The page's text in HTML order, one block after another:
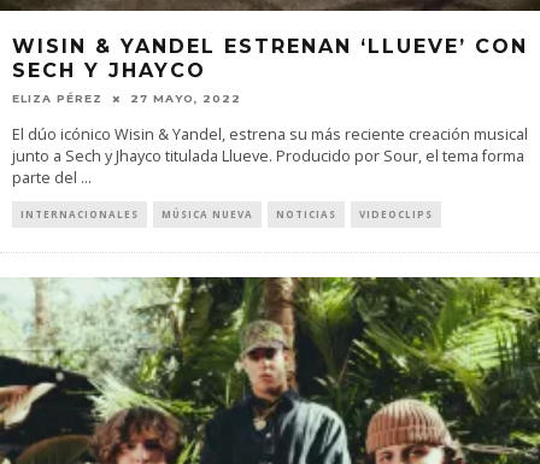
WISIN & YANDEL ESTRENAN ‘LLUEVE’ CON
SECH Y JHAYCO
ELIZA PÉREZ 27 MAYO, 2022
El dúo icónico Wisin & Yandel, estrena su más reciente creación musical
junto a Sech y Jhayco titulada Llueve. Producido por Sour, el tema forma
parte del ...
INTERNACIONALES MÚSICA NUEVA NOTICIAS VIDEOCLIPS